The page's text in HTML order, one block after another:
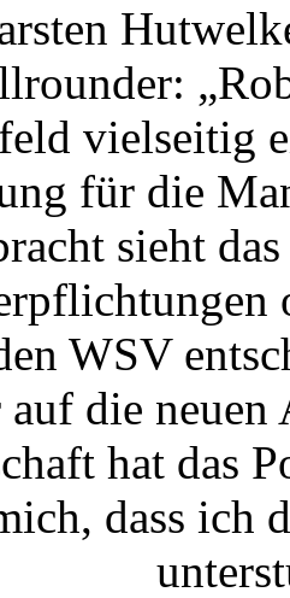
vielseitig
für die
sieht
WSV
die
hat das
dass ich